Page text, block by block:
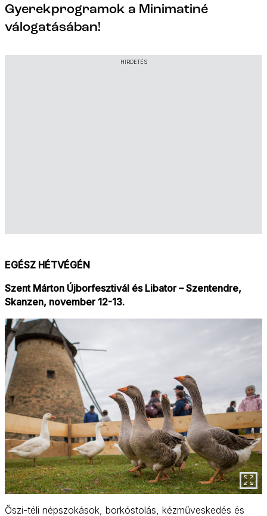
Gyerekprogramok a Minimatiné
válogatásában!
HIRDETÉS
EGÉSZ HÉTVÉGÉN
Szent Márton Újborfesztivál és Libator – Szentendre,
Skanzen, november 12-13.
Őszi-téli népszokások, borkóstolás, kézműveskedés és